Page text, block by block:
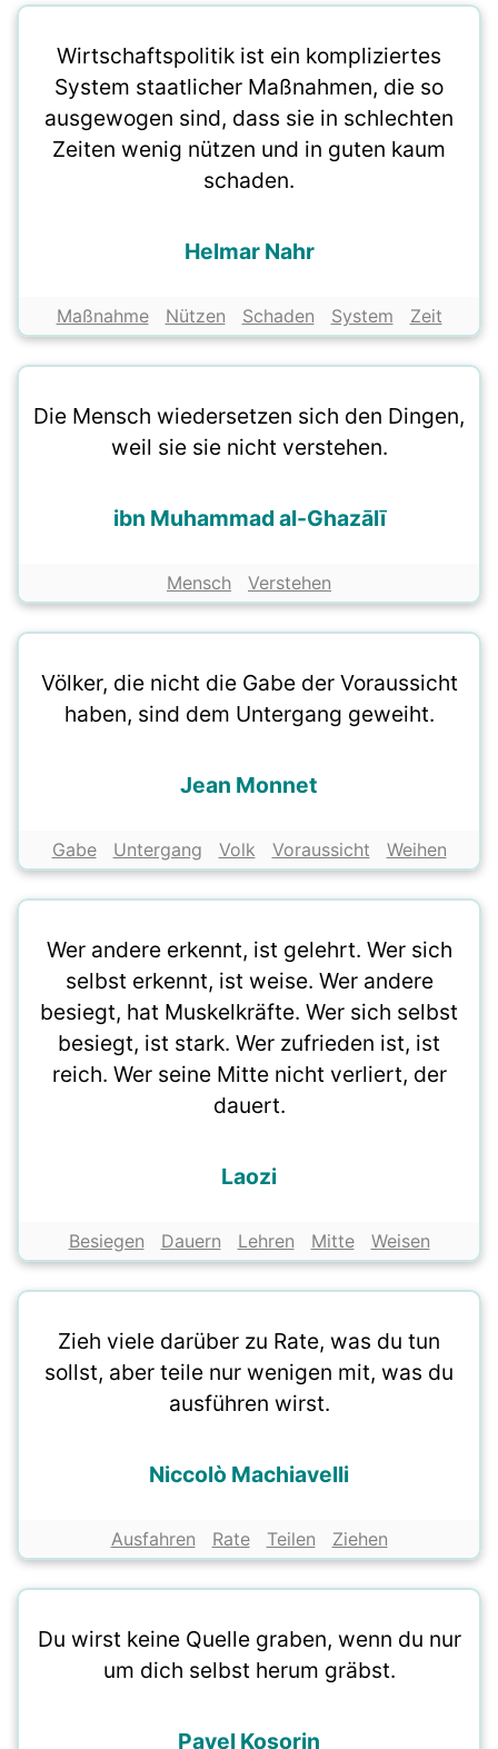
Wirtschaftspolitik ist ein kompliziertes
System staatlicher Maßnahmen, die so
ausgewogen sind, dass sie in schlechten
Zeiten wenig nützen und in guten kaum
schaden.
Helmar Nahr
Maßnahme Nützen Schaden System Zeit
Die Mensch wiedersetzen sich den Dingen,
weil sie sie nicht verstehen.
ibn Muhammad al-Ghazālī
Mensch Verstehen
Völker, die nicht die Gabe der Voraussicht
haben, sind dem Untergang geweiht.
Jean Monnet
Gabe Untergang Volk Voraussicht Weihen
Wer andere erkennt, ist gelehrt. Wer sich
selbst erkennt, ist weise. Wer andere
besiegt, hat Muskelkräfte. Wer sich selbst
besiegt, ist stark. Wer zufrieden ist, ist
reich. Wer seine Mitte nicht verliert, der
dauert.
Laozi
Besiegen Dauern Lehren Mitte Weisen
Zieh viele darüber zu Rate, was du tun
sollst, aber teile nur wenigen mit, was du
ausführen wirst.
Niccolò Machiavelli
Ausfahren Rate Teilen Ziehen
Du wirst keine Quelle graben, wenn du nur
um dich selbst herum gräbst.
Pavel Kosorin